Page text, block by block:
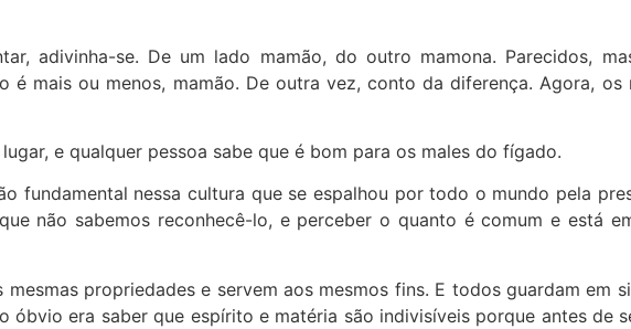
adivinha-se. De um lado mamão, do outro mamona. Parecidos,
é mais ou menos, mamão. De outra vez, conto da diferença. Agora, os
e qualquer pessoa sabe que é bom para os males do fígado.
fundamental nessa cultura que se espalhou por todo o mundo pela
não sabemos reconhecê-lo, e perceber o quanto é comum e está
propriedades e servem aos mesmos fins. E todos guardam em
óbvio era saber que espírito e matéria são indivisíveis porque antes de